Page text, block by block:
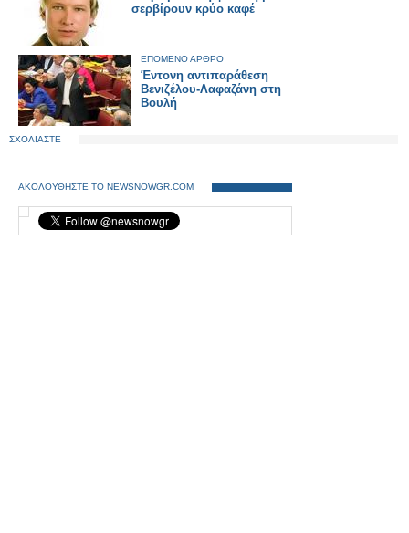
σερβίρουν κρύο καφέ
ΕΠΟΜΕΝΟ ΑΡΘΡΟ
Έντονη αντιπαράθεση
Βενιζέλου-Λαφαζάνη στη
Βουλή
ΣΧΟΛΙΑΣΤΕ
ΑΚΟΛΟΥΘΗΣΤΕ ΤΟ NEWSNOWGR.COM